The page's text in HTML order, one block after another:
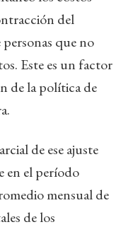
del
que no
Este es un factor
de la política de
de ese ajuste
en el período
mensual de
de los